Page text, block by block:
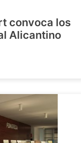
convoca los
Alicantino